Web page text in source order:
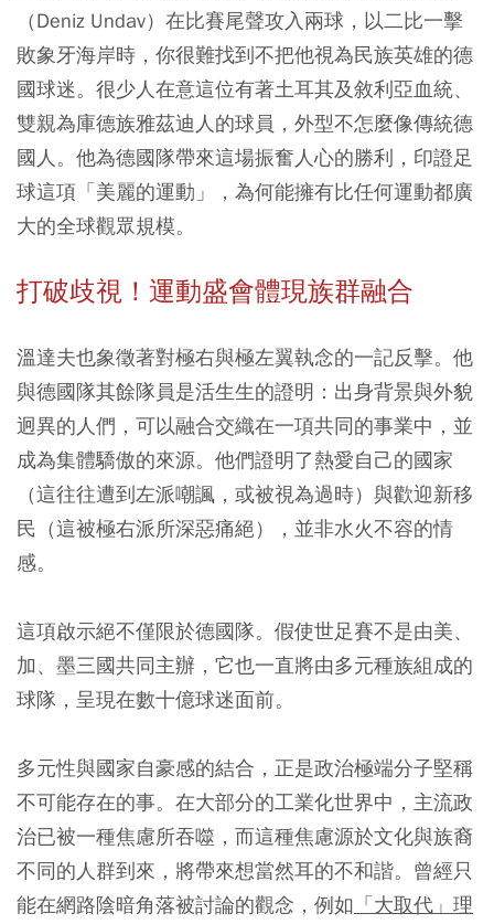
（Deniz Undav）在比賽尾聲攻入兩球，以二比一擊
敗象牙海岸時，你很難找到不把他視為民族英雄的德
國球迷。很少人在意這位有著土耳其及敘利亞血統、
雙親為庫德族雅茲迪人的球員，外型不怎麼像傳統德
國人。他為德國隊帶來這場振奮人心的勝利，印證足
球這項「美麗的運動」，為何能擁有比任何運動都廣
大的全球觀眾規模。
打破歧視！運動盛會體現族群融合
溫達夫也象徵著對極右與極左翼執念的一記反擊。他
與德國隊其餘隊員是活生生的證明：出身背景與外貌
迥異的人們，可以融合交織在一項共同的事業中，並
成為集體驕傲的來源。他們證明了熱愛自己的國家
（這往往遭到左派嘲諷，或被視為過時）與歡迎新移
民（這被極右派所深惡痛絕），並非水火不容的情
感。
這項啟示絕不僅限於德國隊。假使世足賽不是由美、
加、墨三國共同主辦，它也一直將由多元種族組成的
球隊，呈現在數十億球迷面前。
多元性與國家自豪感的結合，正是政治極端分子堅稱
不可能存在的事。在大部分的工業化世界中，主流政
治已被一種焦慮所吞噬，而這種焦慮源於文化與族裔
不同的人群到來，將帶來想當然耳的不和諧。曾經只
能在網路陰暗角落被討論的觀念，例如 「大取代」理